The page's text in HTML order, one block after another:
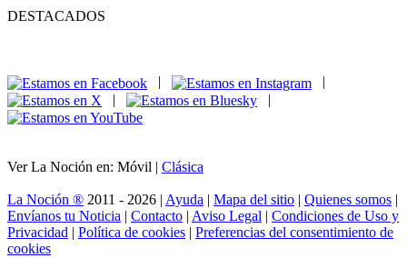
DESTACADOS
|
|
Ver La Noción en: Móvil | Clásica
La Noción ® 2011 - 2026 | Ayuda | Mapa del sitio | Quienes somos |
Envíanos tu Noticia | Contacto | Aviso Legal | Condiciones de Uso y
Privacidad | Política de cookies | Preferencias del consentimiento de
cookies